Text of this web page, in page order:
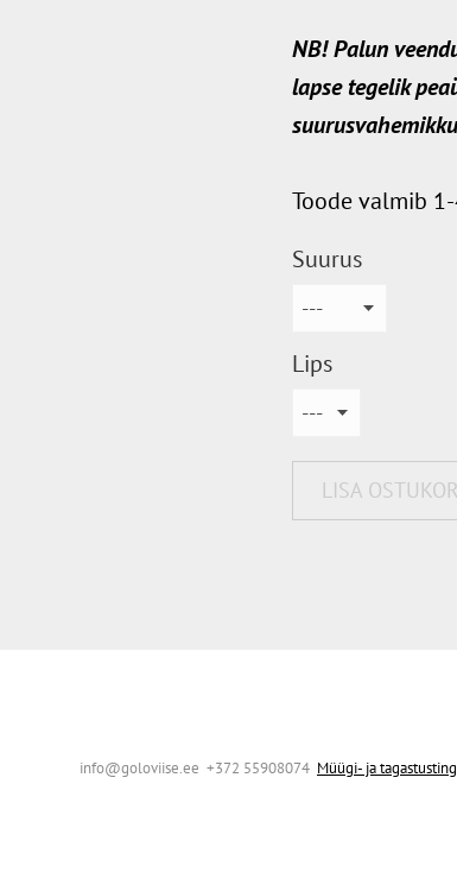
NB! Palun
lapse tegelik
Toode valmib
Suurus
Lips
LISA
info@goloviise.ee +372 55908074 Müügi- ja